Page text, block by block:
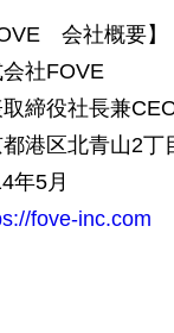
会社概要】
社FOVE
取締役社長兼
港区北青山2
年5月
fove-inc.com